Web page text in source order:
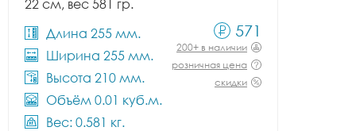
22 см, вес 581 гр.
Длина 255 мм.
Ширина 255 мм.
Высота 210 мм.
Объём 0.01 куб.м.
Вес: 0.581 кг.
571
200+ в наличии
розничная цена
скидки